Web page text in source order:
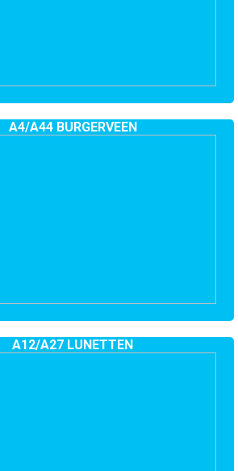
A4/A44 BURGERVEEN
A12/A27 LUNETTEN